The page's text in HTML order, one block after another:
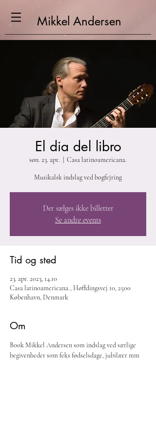
Mikkel Andersen
El dia del libro
søn. 23. apr. Casa latinoamericana.
Musikalsk indslag ved bogfejring
Der sælges ikke billetter
Se andre events
Tid og sted
23. apr. 2023, 14.10
Casa latinoamericana., Høffdingsvej 10, 2500
København, Denmark
Om
Book Mikkel Andersen som indslag ved særlige
begivenheder som feks fødselsdage, jubilæer mm